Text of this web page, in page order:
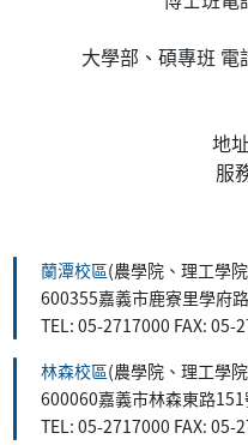
大學部、碩專班
地
服
蘭潭校區(農學院、理工學
600355嘉義市鹿寮里學府
TEL: 05-2717000 FAX: 05-
林森校區(農學院、理工學
600060嘉義市林森東路
TEL: 05-2717000 FAX: 05-